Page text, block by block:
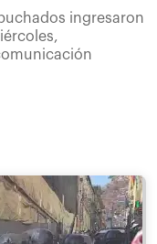
ingresaron